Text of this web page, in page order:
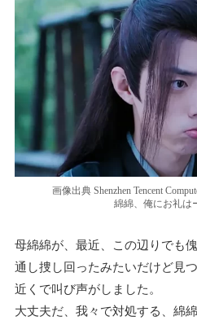
画像出典 Shenzhen Tencent
綿綿、俺にお礼は
母綿綿が、最近、この辺りでも
通し捜し回ったみたいだけど見
近くで叫び声がしました。
大丈夫だ、我々で対処する、綿